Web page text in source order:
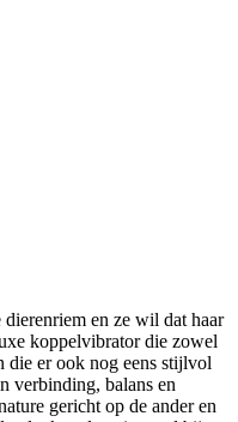
dierenriem en ze wil dat haar
koppelvibrator die zowel
die er ook nog eens stijlvol
verbinding, balans en
gericht op de ander en